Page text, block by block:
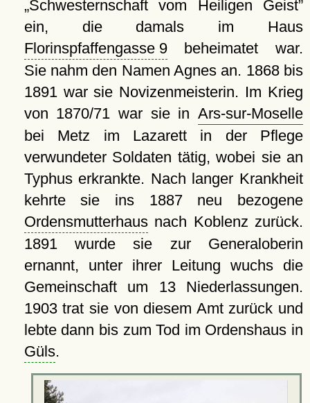
Schwesternschaft vom Heiligen Geist
ein, die damals im Haus
Florinspfaffengasse 9beheimatet war.
Sie nahm den Namen Agnes an. 1868 bis
1891 war sie Novizenmeisterin. Im Krieg
von 1870/71 war sie in Ars-sur-Moselle
bei Metz im Lazarett in der Pflege
verwundeter Soldaten tätig, wobei sie an
Typhus erkrankte. Nach langer Krankheit
kehrte sie ins 1887 neu bezogene
Ordensmutterhausnach Koblenz zurück.
1891 wurde sie zur Generaloberin
ernannt, unter ihrer Leitung wuchs die
Gemeinschaft um 13 Niederlassungen.
1903 trat sie von diesem Amt zurück und
lebte dann bis zum Tod im Ordenshaus in
Güls.